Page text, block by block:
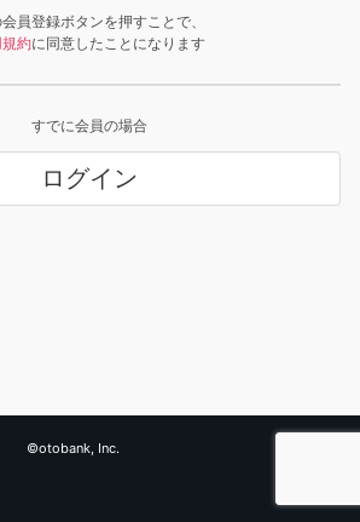
会員登録ボタンを押すことで、
約に同意したことになります
すでに会員の場合
ログイン
©otobank, Inc.